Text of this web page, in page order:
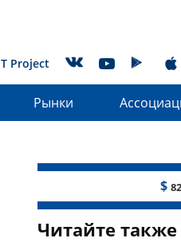
Project
Рынки
$
Читайте также